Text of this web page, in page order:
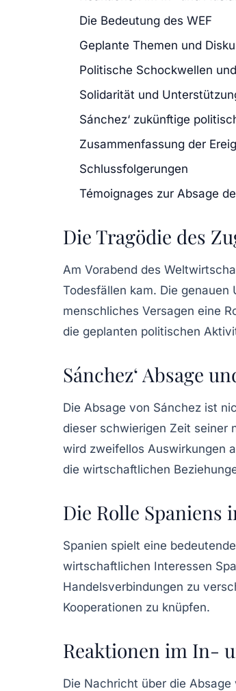
Die Bedeutung des WEF
Geplante Themen und
Politische Schockwellen
Solidarität und
Sánchez‘ zukünftige
Zusammenfassung der
Schlussfolgerungen
Témoignages zur Absage
Die Tragödie des
Am Vorabend des
Todesfällen kam. Die
menschliches Versagen eine
die geplanten politischen
Sánchez‘ Absage
Die Absage von Sánchez ist
dieser schwierigen Zeit seiner
wird zweifellos Auswirkungen
die wirtschaftlichen
Die Rolle
Spanien spielt eine
wirtschaftlichen Interessen
Handelsverbindungen zu
Kooperationen zu knüpfen.
Reaktionen im In-
Die Nachricht über die